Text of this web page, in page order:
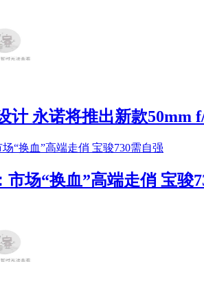
计 永诺将推出新款50mm
市场“换血”高端走俏 宝骏